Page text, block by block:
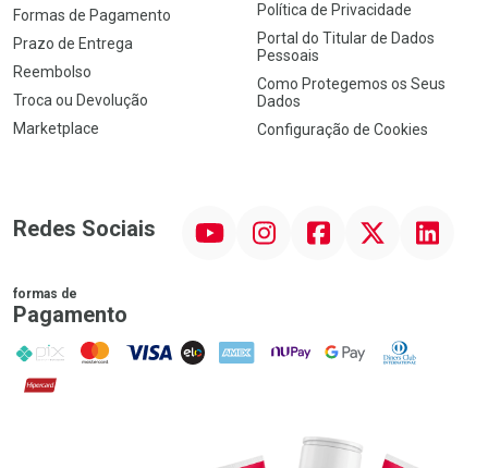
Formas de Pagamento
Prazo de Entrega
Reembolso
Troca ou Devolução
Marketplace
Política de Privacidade
Portal do Titular de Dados
Pessoais
Como Protegemos os Seus
Dados
Configuração de Cookies
Redes Sociais InstagramFacebookTwitter Linkedin
formas de
Pagamento
PIX MasterCard
VISA ELO AMEX NuPay Google PayDiners Club
Hipercard
Promoção em Destaque